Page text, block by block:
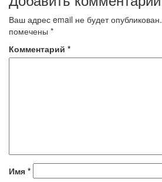
Ваш адрес email не будет опубликован.
помечены *
Комментарий *
Имя *